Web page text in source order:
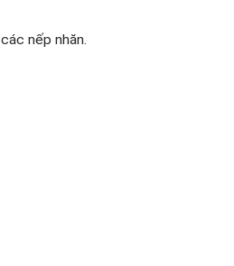
nếp nhăn.